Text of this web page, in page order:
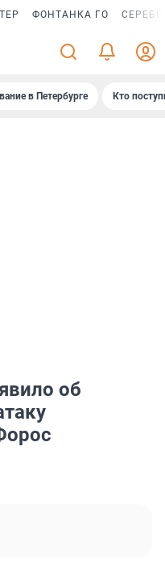
ФОНТАНКА ГО
в Петербурге Кто
об